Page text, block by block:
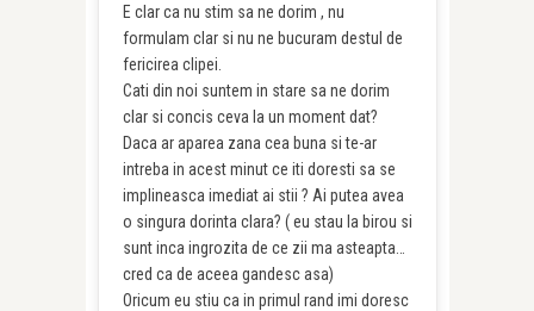
E clar ca nu stim sa ne dorim , nu
formulam clar si nu ne bucuram destul de
fericirea clipei.
Cati din noi suntem in stare sa ne dorim
clar si concis ceva la un moment dat?
Daca ar aparea zana cea buna si te-ar
intreba in acest minut ce iti doresti sa se
implineasca imediat ai stii ? Ai putea avea
o singura dorinta clara? ( eu stau la birou si
sunt inca ingrozita de ce zii ma asteapta…
cred ca de aceea gandesc asa)
Oricum eu stiu ca in primul rand imi doresc